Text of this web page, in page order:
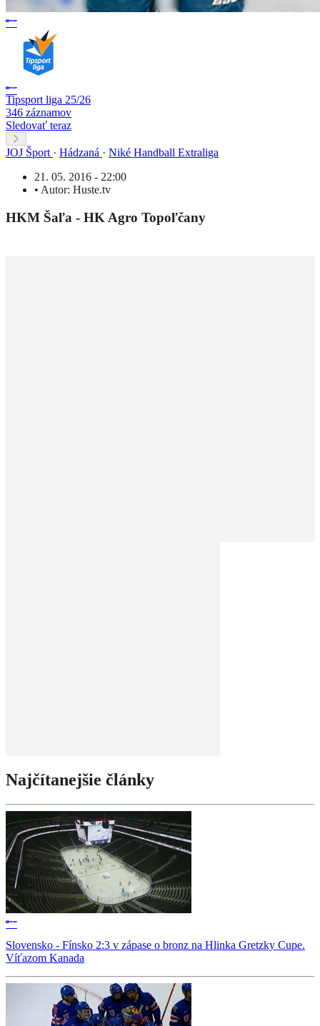
Tipsport liga 25/26
346 záznamov
Sledovať teraz
JOJ Šport · Hádzaná · Niké Handball Extraliga
21. 05. 2016 - 22:00
• Autor: Huste.tv
HKM Šaľa - HK Agro Topoľčany
Najčítanejšie články
Slovensko - Fínsko 2:3 v zápase o bronz na Hlinka Gretzky Cupe.
Víťazom Kanada